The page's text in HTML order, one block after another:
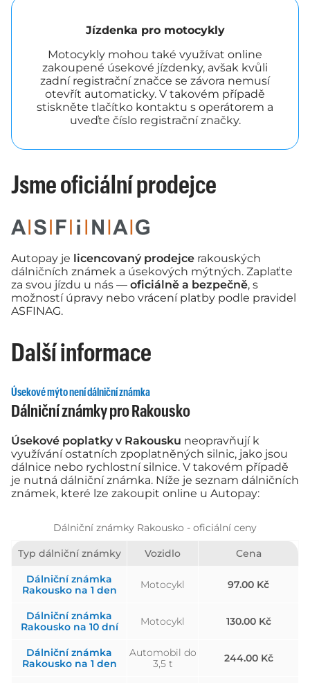
Jízdenka pro motocykly
Motocykly mohou také využívat online
zakoupené úsekové jízdenky, avšak kvůli
zadní registrační značce se závora nemusí
otevřít automaticky. V takovém případě
stiskněte tlačítko kontaktu s operátorem a
uveďte číslo registrační značky.
Jsme oficiální prodejce
Autopay je licencovaný prodejce rakouských
dálničních známek a úsekových mýtných. Zaplaťte
za svou jízdu u nás — oficiálně a bezpečně, s
možností úpravy nebo vrácení platby podle pravidel
ASFINAG.
Další informace
Úsekové mýto není dálniční známka
Dálniční známky pro Rakousko
Úsekové poplatky v Rakousku neopravňují k
využívání ostatních zpoplatněných silnic, jako jsou
dálnice nebo rychlostní silnice. V takovém případě
je nutná dálniční známka. Níže je seznam dálničních
známek, které lze zakoupit online u Autopay:
Dálniční známky Rakousko - oficiální ceny
Typ dálniční známky Vozidlo Cena
Dálniční známka
Rakousko na 1 den
Motocykl 97.00 Kč
Dálniční známka
Rakousko na 10 dní
Motocykl 130.00 Kč
Dálniční známka
Rakousko na 1 den
Automobil do
3,5 t
244.00 Kč